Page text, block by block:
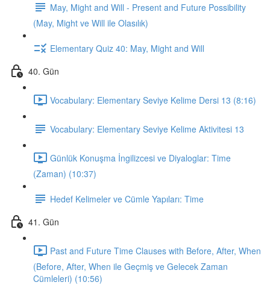
May, Might and Will - Present and Future Possibility
(May, Might ve Will ile Olasılık)
Elementary Quiz 40: May, Might and Will
40. Gün
Vocabulary: Elementary Seviye Kelime Dersi 13 (8:16)
Vocabulary: Elementary Seviye Kelime Aktivitesi 13
Günlük Konuşma İngilizcesi ve Diyaloglar: Time
(Zaman) (10:37)
Hedef Kelimeler ve Cümle Yapıları: Time
41. Gün
Past and Future Time Clauses with Before, After, When
(Before, After, When ile Geçmiş ve Gelecek Zaman
Cümleleri) (10:56)